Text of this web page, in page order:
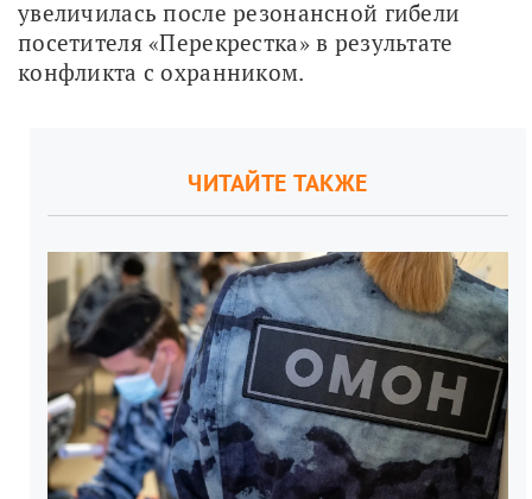
увеличилась после резонансной гибели
посетителя «Перекрестка» в результате
конфликта с охранником.
ЧИТАЙТЕ ТАКЖЕ